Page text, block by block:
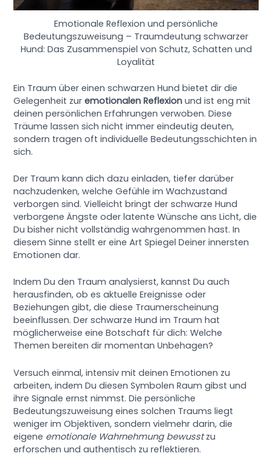
Emotionale Reflexion und persönliche
Bedeutungszuweisung – Traumdeutung schwarzer
Hund: Das Zusammenspiel von Schutz, Schatten und
Loyalität
Ein Traum über einen schwarzen Hund bietet dir die
Gelegenheit zuremotionalen Reflexion und ist eng mit
deinen persönlichen Erfahrungen verwoben. Diese
Träume lassen sich nicht immer eindeutig deuten,
sondern tragen oft individuelle Bedeutungsschichten in
sich.
Der Traum kann dich dazu einladen, tiefer darüber
nachzudenken, welche Gefühle im Wachzustand
verborgen sind. Vielleicht bringt der schwarze Hund
verborgene Ängste oder latente Wünsche ans Licht, die
Du bisher nicht vollständig wahrgenommen hast. In
diesem Sinne stellt er eine Art Spiegel Deiner innersten
Emotionen dar.
Indem Du den Traum analysierst, kannst Du auch
herausfinden, ob es aktuelle Ereignisse oder
Beziehungen gibt, die diese Traumerscheinung
beeinflussen. Der schwarze Hund im Traum hat
möglicherweise eine Botschaft für dich: Welche
Themen bereiten dir momentan Unbehagen?
Versuch einmal, intensiv mit deinen Emotionen zu
arbeiten, indem Du diesen Symbolen Raum gibst und
ihre Signale ernst nimmst. Die persönliche
Bedeutungszuweisung eines solchen Traums liegt
weniger im Objektiven, sondern vielmehr darin, die
eigene emotionale Wahrnehmung bewusstzu
erforschen und authentisch zu reflektieren.